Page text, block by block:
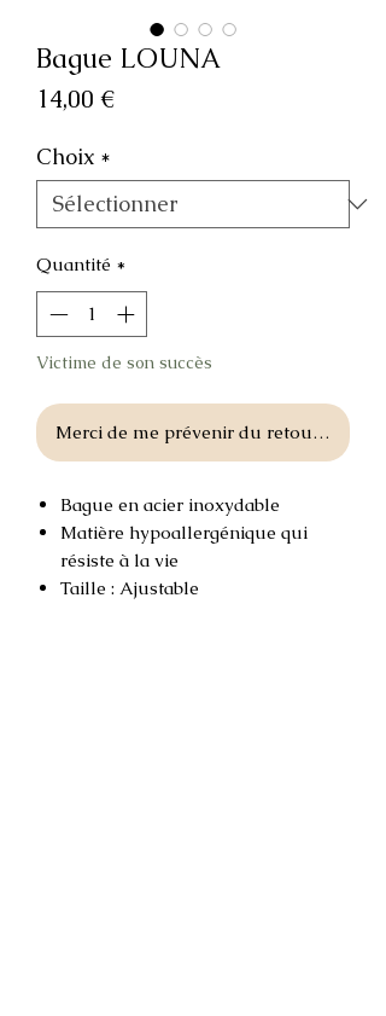
Bague LOUNA
14,00 €Prix
Choix *
Quantité *
Victime de son succès
Merci de me prévenir du retour en stock
Bague en acier inoxydable
Matière hypoallergénique qui
résiste à la vie
Taille : Ajustable